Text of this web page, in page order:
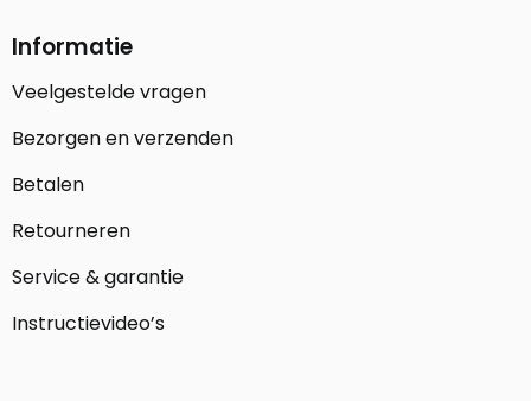
Informatie
Veelgestelde vragen
Bezorgen en verzenden
Betalen
Retourneren
Service & garantie
Instructievideo’s